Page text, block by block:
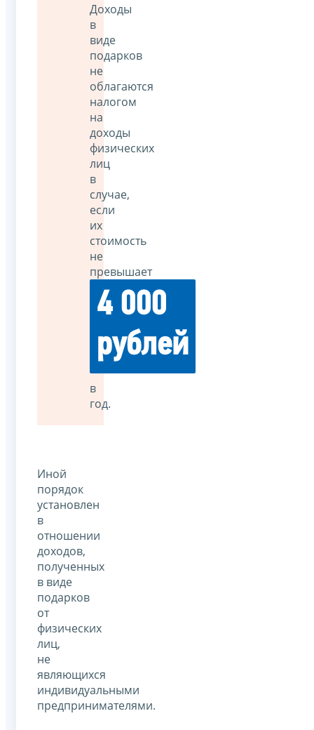
Доходы
в
виде
подарков
не
облагаются
налогом
на
доходы
физических
лиц
в
случае,
если
их
стоимость
не
превышает
4 000
рублей
в
год.
Иной
порядок
установлен
в
отношении
доходов,
полученных
в виде
подарков
от
физических
лиц,
не
являющихся
индивидуальными
предпринимателями.